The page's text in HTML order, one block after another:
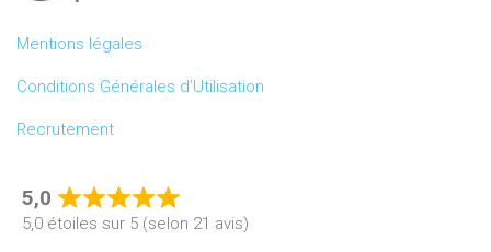
Mentions légales
Conditions Générales d’Utilisation
Recrutement
5,0
Rated
5,0
5,0 étoiles sur 5 (selon 21 avis)